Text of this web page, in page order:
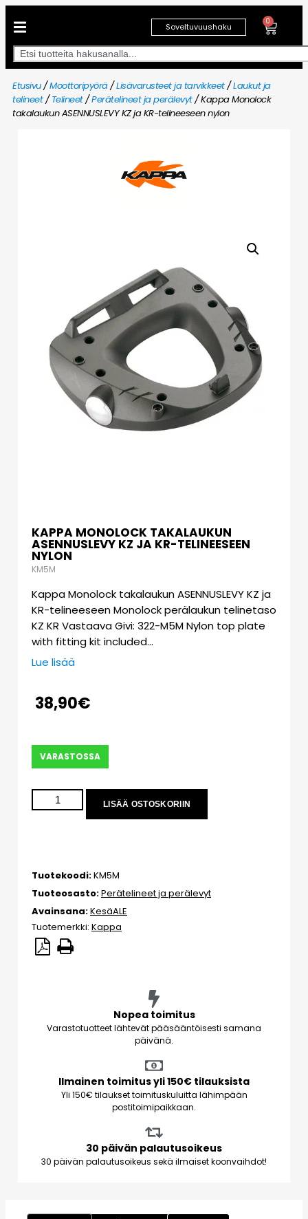
Soveltuvuushaku
0
Etusivu/Moottoripyörä/Lisävarusteet ja tarvikkeet/Laukut ja
telineet/Telineet/Perätelineet ja perälevyt/ Kappa Monolock
takalaukun ASENNUSLEVY KZ ja KR-telineeseen nylon
KAPPA MONOLOCK TAKALAUKUN
ASENNUSLEVY KZ JA KR-TELINEESEEN
NYLON
KM5M
Kappa Monolock takalaukun ASENNUSLEVY KZ ja
KR-telineeseen Monolock perälaukun telinetaso
KZ KR Vastaava Givi: 322-M5M Nylon top plate
with fitting kit included…
Lue lisää
38,90€
VARASTOSSA
LISÄÄ OSTOSKORIIN
Tuotekoodi:KM5M
Tuoteosasto:Perätelineet ja perälevyt
Avainsana:KesäALE
Tuotemerkki: Kappa
Nopea toimitus
Varastotuotteet lähtevät pääsääntöisesti samana
päivänä.
Ilmainen toimitus yli 150€ tilauksista
Yli 150€ tilaukset toimituskuluitta lähimpään
postitoimipaikkaan.
30 päivän palautusoikeus
30 päivän palautusoikeus sekä ilmaiset koonvaihdot!